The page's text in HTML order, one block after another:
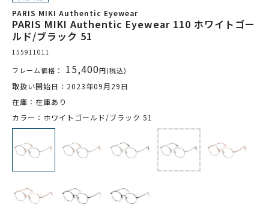
PARIS MIKI Authentic Eyewear
PARIS MIKI Authentic Eyewear 110 ホワイトゴー
ルド/ブラック 51
155911011
フレーム価格： 15,400円(税込)
取扱い開始日：2023年09月29日
在庫：在庫あり
カラー：ホワイトゴールド/ブラック 51